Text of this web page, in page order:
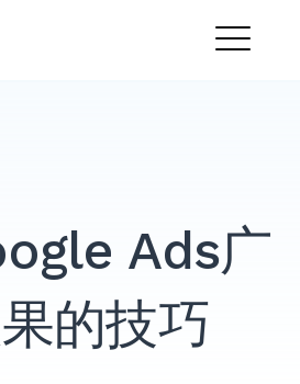
Ads广
的技巧